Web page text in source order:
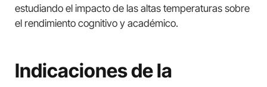
estudiando el impacto de las altas temperaturas sobre
el rendimiento cognitivo y académico.
Indicaciones de la